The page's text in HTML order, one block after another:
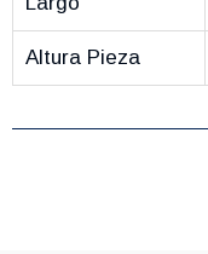
Altura Pieza